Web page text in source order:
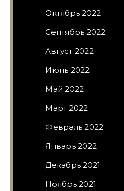
Октябрь 2022
Сентябрь 2022
Август 2022
Июнь 2022
Май 2022
Март 2022
Февраль 2022
Январь 2022
Декабрь 2021
Ноябрь 2021